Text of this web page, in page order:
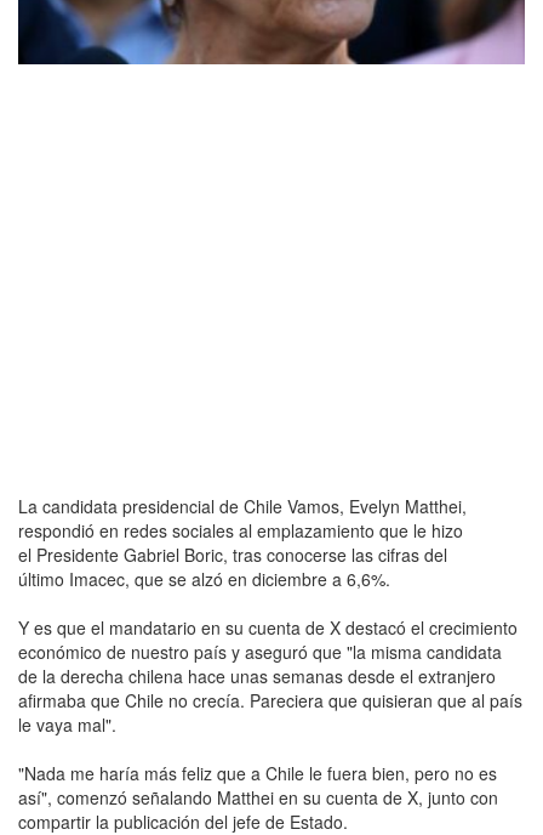
La candidata presidencial de Chile Vamos, Evelyn Matthei,
respondió en redes sociales al emplazamiento que le hizo
el Presidente Gabriel Boric, tras conocerse las cifras del
último Imacec, que se alzó en diciembre a 6,6%.
Y es que el mandatario en su cuenta de X destacó el crecimiento
económico de nuestro país y aseguró que "la misma candidata
de la derecha chilena hace unas semanas desde el extranjero
afirmaba que Chile no crecía. Pareciera que quisieran que al país
le vaya mal".
"Nada me haría más feliz que a Chile le fuera bien, pero no es
así", comenzó señalando Matthei en su cuenta de X, junto con
compartir la publicación del jefe de Estado.